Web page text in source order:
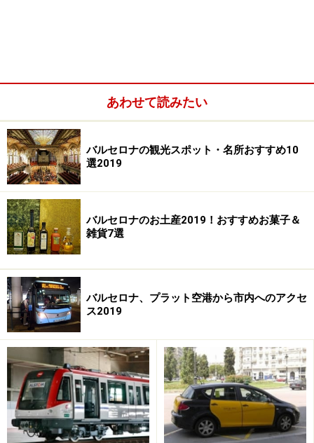
あわせて読みたい
バルセロナの観光スポット・名所おすすめ10
選2019
バルセロナのお土産2019！おすすめお菓子＆
雑貨7選
バルセロナ、プラット空港から市内へのアクセ
ス2019